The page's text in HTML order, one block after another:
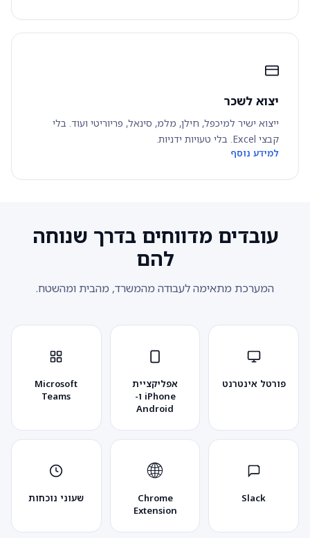
יצוא לשכר
ייצוא ישיר למיכפל, חילן, מלמ, סינאל, פריוריטי ועוד. בלי
קבצי Excel. בלי טעויות ידניות.
למידע נוסף
עובדים מדווחים בדרך שנוחה
להם
המערכת מתאימה לעבודה מהמשרד, מהבית ומהשטח.
פורטל אינטרנט
אפליקציית
iPhone ו-
Android
Microsoft
Teams
Slack
🌐
Chrome
Extension
שעוני נוכחות